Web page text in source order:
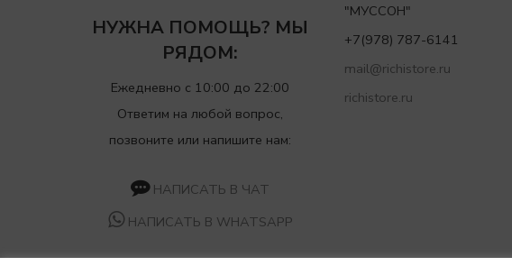
НУЖНА ПОМОЩЬ? МЫ
РЯДОМ:
Ежедневно с 10:00 до 22:00
Ответим на любой вопрос,
позвоните или напишите нам:
НАПИСАТЬ В ЧАТ
НАПИСАТЬ В WHATSAPP
"МУССОН"
+7(978) 787-6141
mail@richistore.ru
richistore.ru